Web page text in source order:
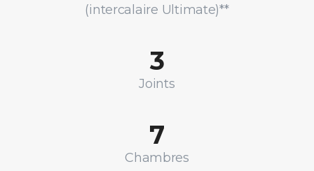
(intercalaire Ultimate)**
3
Joints
7
Chambres